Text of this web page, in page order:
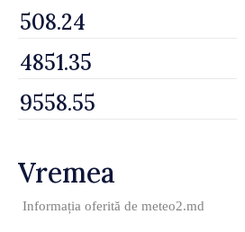
Vremea
Informația oferită de meteo2.md